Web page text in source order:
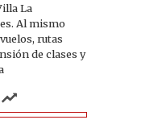
La
Al mismo
rutas
de clases y